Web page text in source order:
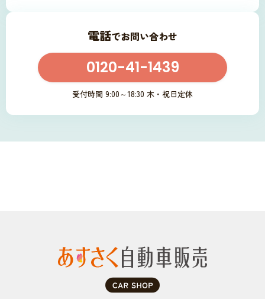
電話でお問い合わせ
0120-41-1439
受付時間 9:00～18:30 木・祝日定休